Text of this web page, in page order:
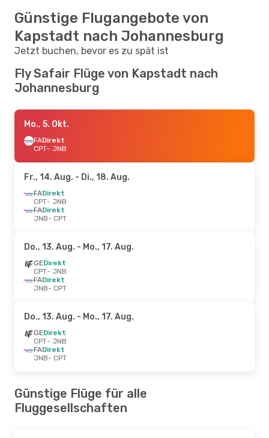
Günstige Flugangebote von
Kapstadt nach Johannesburg
Jetzt buchen, bevor es zu spät ist
Fly Safair Flüge von Kapstadt nach
Johannesburg
Mo., 5. Okt.
FADirekt
CPT- JNB
Fr., 14. Aug. - Di., 18. Aug.
FADirekt
CPT- JNB
FADirekt
JNB- CPT
Do., 13. Aug. - Mo., 17. Aug.
GEDirekt
CPT- JNB
FADirekt
JNB- CPT
Do., 13. Aug. - Mo., 17. Aug.
GEDirekt
CPT- JNB
FADirekt
JNB- CPT
Günstige Flüge für alle
Fluggesellschaften